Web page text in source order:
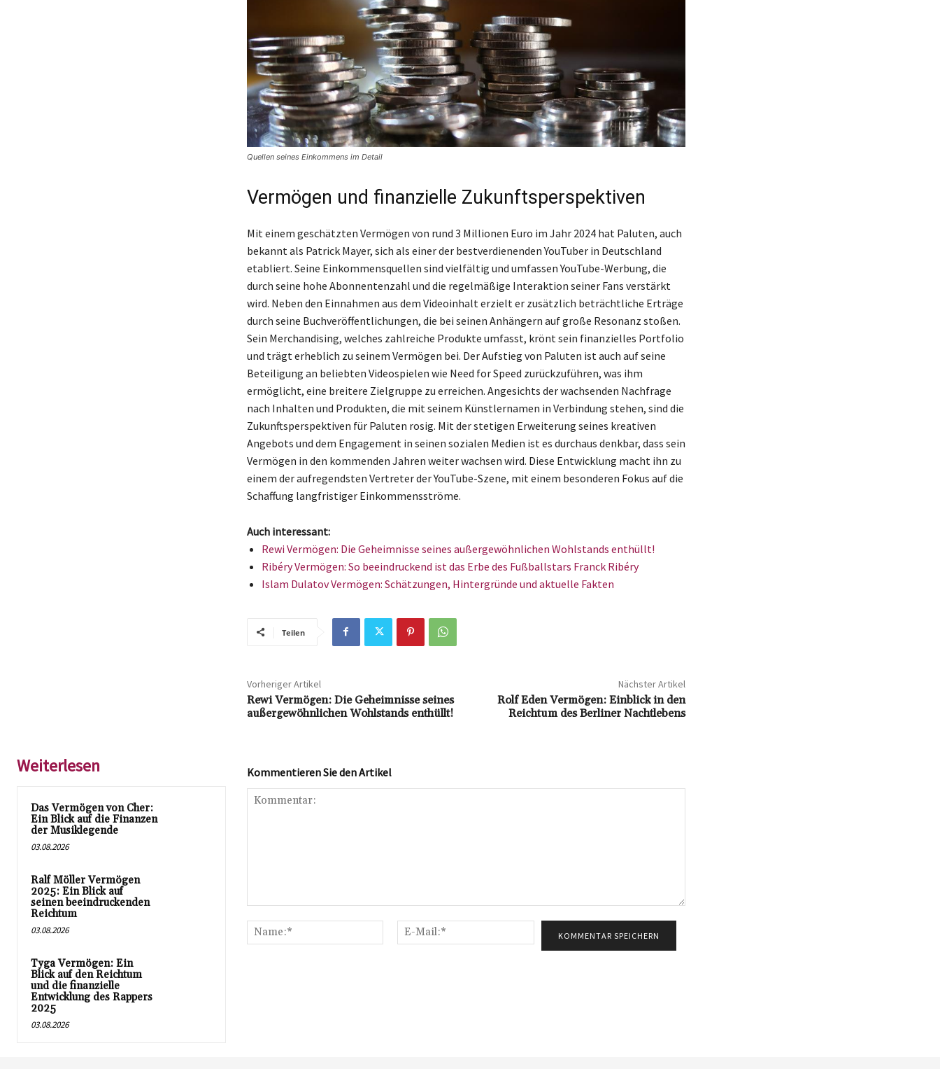
Quellen seines Einkommens im Detail
Vermögen und finanzielle Zukunftsperspektiven
Mit einem geschätzten Vermögen von rund 3 Millionen Euro im Jahr 2024 hat Paluten, auch
bekannt als Patrick Mayer, sich als einer der bestverdienenden YouTuber in Deutschland
etabliert. Seine Einkommensquellen sind vielfältig und umfassen YouTube-Werbung, die
durch seine hohe Abonnentenzahl und die regelmäßige Interaktion seiner Fans verstärkt
wird. Neben den Einnahmen aus dem Videoinhalt erzielt er zusätzlich beträchtliche Erträge
durch seine Buchveröffentlichungen, die bei seinen Anhängern auf große Resonanz stoßen.
Sein Merchandising, welches zahlreiche Produkte umfasst, krönt sein finanzielles Portfolio
und trägt erheblich zu seinem Vermögen bei. Der Aufstieg von Paluten ist auch auf seine
Beteiligung an beliebten Videospielen wie Need for Speed zurückzuführen, was ihm
ermöglicht, eine breitere Zielgruppe zu erreichen. Angesichts der wachsenden Nachfrage
nach Inhalten und Produkten, die mit seinem Künstlernamen in Verbindung stehen, sind die
Zukunftsperspektiven für Paluten rosig. Mit der stetigen Erweiterung seines kreativen
Angebots und dem Engagement in seinen sozialen Medien ist es durchaus denkbar, dass sein
Vermögen in den kommenden Jahren weiter wachsen wird. Diese Entwicklung macht ihn zu
einem der aufregendsten Vertreter der YouTube-Szene, mit einem besonderen Fokus auf die
Schaffung langfristiger Einkommensströme.
Auch interessant:
Rewi Vermögen: Die Geheimnisse seines außergewöhnlichen Wohlstands enthüllt!
Ribéry Vermögen: So beeindruckend ist das Erbe des Fußballstars Franck Ribéry
Islam Dulatov Vermögen: Schätzungen, Hintergründe und aktuelle Fakten
Teilen
Vorheriger Artikel
Rewi Vermögen: Die Geheimnisse seines
außergewöhnlichen Wohlstands enthüllt!
Nächster Artikel
Rolf Eden Vermögen: Einblick in den
Reichtum des Berliner Nachtlebens
Weiterlesen
Das Vermögen von Cher:
Ein Blick auf die Finanzen
der Musiklegende
03.08.2026
Ralf Möller Vermögen
2025: Ein Blick auf
seinen beeindruckenden
Reichtum
03.08.2026
Tyga Vermögen: Ein
Blick auf den Reichtum
und die finanzielle
Entwicklung des Rappers
2025
03.08.2026
Kommentieren Sie den Artikel
Name:*
Mail:*